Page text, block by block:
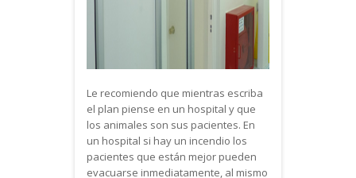
Le recomiendo que mientras escriba
el plan piense en un hospital y que
los animales son sus pacientes. En
un hospital si hay un incendio los
pacientes que están mejor pueden
evacuarse inmediatamente, al mismo